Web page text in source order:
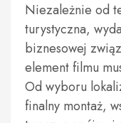
Niezależnie od
turystyczna,
biznesowej
element filmu
Od wyboru
finalny montaż,